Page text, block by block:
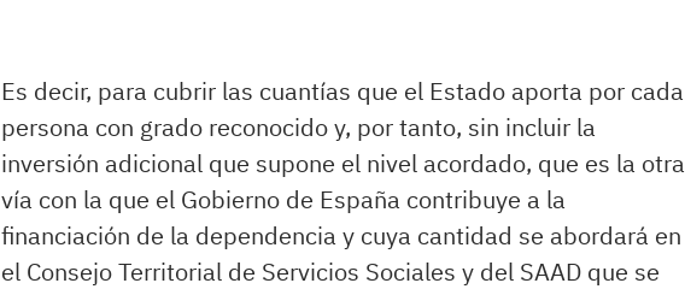
Es decir, para cubrir las cuantías que el Estado aporta por cada
persona con grado reconocido y, por tanto, sin incluir la
inversión adicional que supone el nivel acordado, que es la otra
vía con la que el Gobierno de España contribuye a la
financiación de la dependencia y cuya cantidad se abordará en
el Consejo Territorial de Servicios Sociales y del SAAD que se